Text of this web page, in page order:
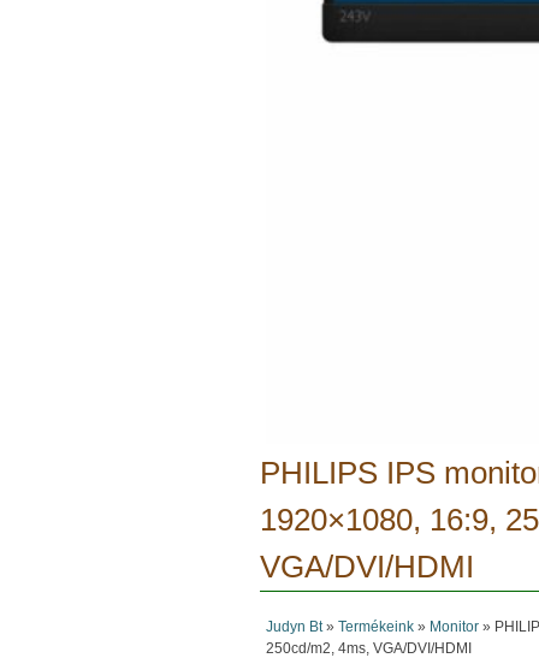
PHILIPS IPS
1920×1080, 16:9,
VGA/DVI/HDMI
Judyn Bt» Termékeink» Monitor»
250cd/m2, 4ms, VGA/DVI/HDMI